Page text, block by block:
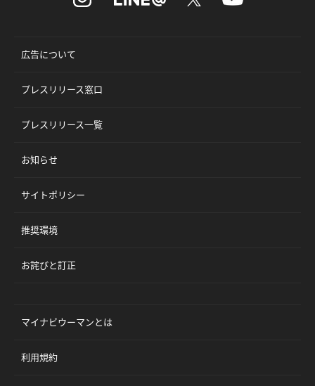
広告について
プレスリリース窓口
プレスリリース一覧
お知らせ
サイトポリシー
推奨環境
お詫びと訂正
マイナビウーマンとは
利用規約